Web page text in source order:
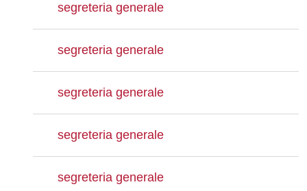
segreteria generale
segreteria generale
segreteria generale
segreteria generale
segreteria generale